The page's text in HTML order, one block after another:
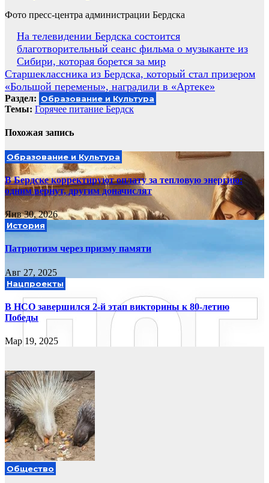
Фото пресс-центра администрации Бердска
Навигация
по
записям
На телевидении Бердска состоится
благотворительный сеанс фильма о музыканте из
Сибири, которая борется за мир
Старшеклассника из Бердска, который стал призером
«Большой перемены», наградили в «Артеке»
Раздел: Образование и Культура
Темы: Горячее питание Бердск
Похожая запись
Образование и Культура
В Бердске корректируют оплату за тепловую энергию:
одним вернут, другим доначислят
Янв 30, 2026
История
Патриотизм через призму памяти
Авг 27, 2025
Нацпроекты
В НСО завершился 2-й этап викторины к 80-летию
Победы
Мар 19, 2025
Общество